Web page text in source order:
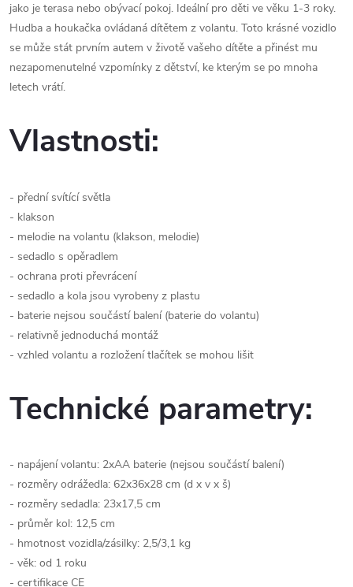
jako je terasa nebo obývací pokoj. Ideální pro děti ve věku 1-3 roky.
Hudba a houkačka ovládaná dítětem z volantu. Toto krásné vozidlo
se může stát prvním autem v životě vašeho dítěte a přinést mu
nezapomenutelné vzpomínky z dětství, ke kterým se po mnoha
letech vrátí.
Vlastnosti:
- přední svítící světla
- klakson
- melodie na volantu (klakson, melodie)
- sedadlo s opěradlem
- ochrana proti převrácení
- sedadlo a kola jsou vyrobeny z plastu
- baterie nejsou součástí balení (baterie do volantu)
- relativně jednoduchá montáž
- vzhled volantu a rozložení tlačítek se mohou lišit
Technické parametry:
- napájení volantu: 2xAA baterie (nejsou součástí balení)
- rozměry odrážedla: 62x36x28 cm (d x v x š)
- rozměry sedadla: 23x17,5 cm
- průměr kol: 12,5 cm
- hmotnost vozidla/zásilky: 2,5/3,1 kg
- věk: od 1 roku
- certifikace CE